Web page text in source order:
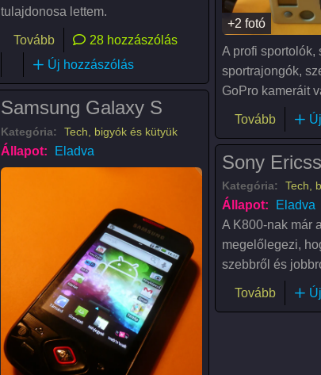
tulajdonosa lettem.
Tovább(Második generációs aTab5 Phone)
28 hozzászólás
Új hozzászólás
+2 fotó
A profi sportolók,
sportrajongók,
GoPro kameráit
Tovább(GoPro
Samsung Galaxy S
Kategória: Tech, bigyók és kütyük
Állapot: Eladva Sony
Kategória: Tech,
Állapot:
Eladva
A K800-nak már
megelőlegezi,
szebbről és
Tovább(Sony